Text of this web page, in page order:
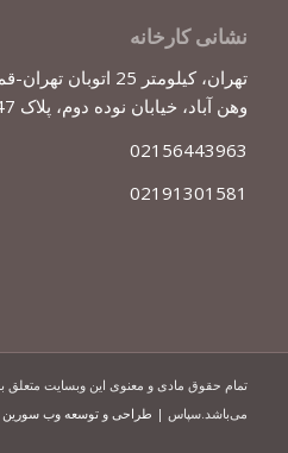
نشانی کارخانه
تهران، کیلومتر 25
وهن آباد، خیابان نوده دوم، پلاک 347
02156443963
02191301581
تمام حقوق مادی و معنوی این وبسایت
می‌باشد.سپاس | طراحی و توسعه وب سورین